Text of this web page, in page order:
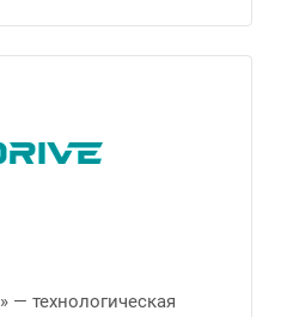
— технологическая